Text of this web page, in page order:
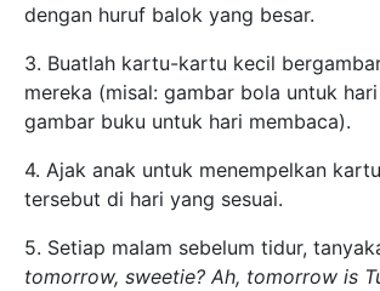
dengan huruf balok yang besar.
3. Buatlah kartu-kartu kecil
mereka (misal: gambar bola untuk
gambar buku untuk hari membaca).
4. Ajak anak untuk menempelkan
tersebut di hari yang sesuai.
5. Setiap malam sebelum tidur,
tomorrow, sweetie? Ah, tomorrow is